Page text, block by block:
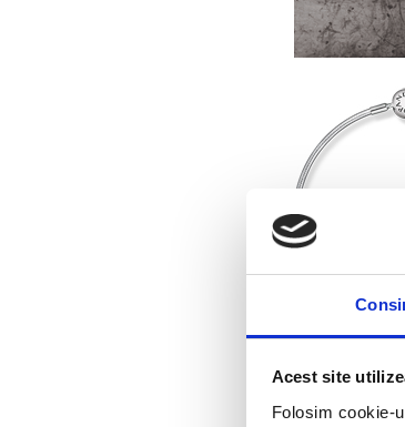
Acest site
Folosim cookie-